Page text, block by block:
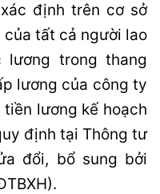
định trên cơ sở
tất cả người lao
trong thang
lương của công ty
lương kế hoạch
định tại Thông tư
đổi, bổ sung bởi